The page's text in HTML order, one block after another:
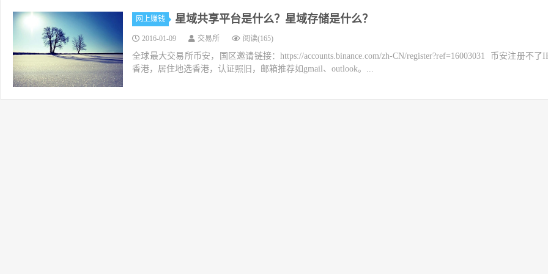
网上赚钱 星域共享平台是什么？星域存储是什么？
2016-01-09 交易所 阅读(165)
全球最大交易所币安，国区邀请链接：https://accounts.binance.com/zh-CN/register?ref=16003031 币安注册不了
香港，居住地选香港，认证照旧，邮箱推荐如gmail、outlook。...